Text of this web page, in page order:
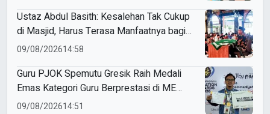
Ustaz Abdul Basith: Kesalehan Tak Cukup
di Masjid, Harus Terasa Manfaatnya bagi
Sesama
09/08/202614:58
Guru PJOK Spemutu Gresik Raih Medali
Emas Kategori Guru Berprestasi di ME
Awards 2026
09/08/202614:51